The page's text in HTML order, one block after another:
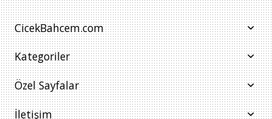
CicekBahcem.com
Kategoriler
Özel Sayfalar
İletişim